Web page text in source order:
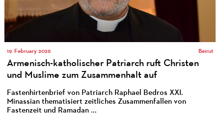
19. February 2026 Beirut
Armenisch-katholischer Patriarch ruft Christen
und Muslime zum Zusammenhalt auf
Fastenhirtenbrief von Patriarch Raphael Bedros XXI.
Minassian thematisiert zeitliches Zusammenfallen von
Fastenzeit und Ramadan ...